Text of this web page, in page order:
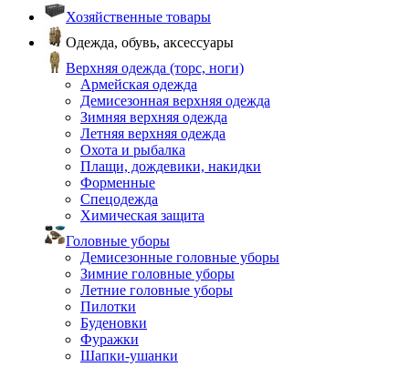
Хозяйственные товары
Одежда, обувь, аксессуары
Верхняя одежда (торс, ноги)
Армейская одежда
Демисезонная верхняя одежда
Зимняя верхняя одежда
Летняя верхняя одежда
Охота и рыбалка
Плащи, дождевики, накидки
Форменные
Спецодежда
Химическая защита
Головные уборы
Демисезонные головные уборы
Зимние головные уборы
Летние головные уборы
Пилотки
Буденовки
Фуражки
Шапки-ушанки